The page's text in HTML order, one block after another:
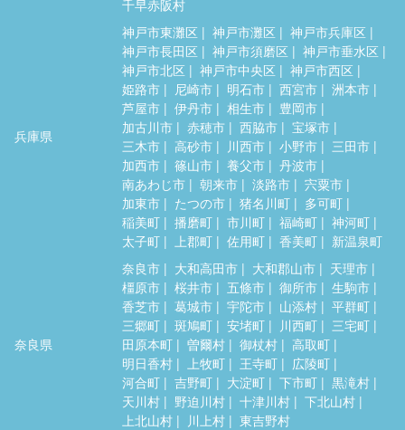
千早赤阪村
兵庫県
神戸市東灘区 神戸市灘区
神戸市兵庫区
神戸市長田区
神戸市須磨区
神戸市垂水区
神戸市北区
神戸市中央区
神戸市西区
姫路市
尼崎市 明石市 西宮市
洲本市
芦屋市
伊丹市 相生市
豊岡市
加古川市
赤穂市 西脇市
宝塚市
三木市
高砂市 川西市 小野市
三田市
加西市
篠山市 養父市
丹波市
南あわじ市
朝来市 淡路市
宍粟市
加東市
たつの市 猪名川町
多可町
稲美町
播磨町 市川町 福崎町
神河町
太子町
上郡町 佐用町 香美町 新温泉町
奈良県
奈良市 大和高田市 大和郡山市
天理市
橿原市
桜井市 五條市 御所市
生駒市
香芝市
葛城市 宇陀市 山添村
平群町
三郷町
斑鳩町 安堵町 川西町
三宅町
田原本町
曽爾村 御杖村
高取町
明日香村
上牧町 王寺町
広陵町
河合町
吉野町 大淀町 下市町
黒滝村
天川村
野迫川村 十津川村
下北山村
上北山村
川上村 東吉野村